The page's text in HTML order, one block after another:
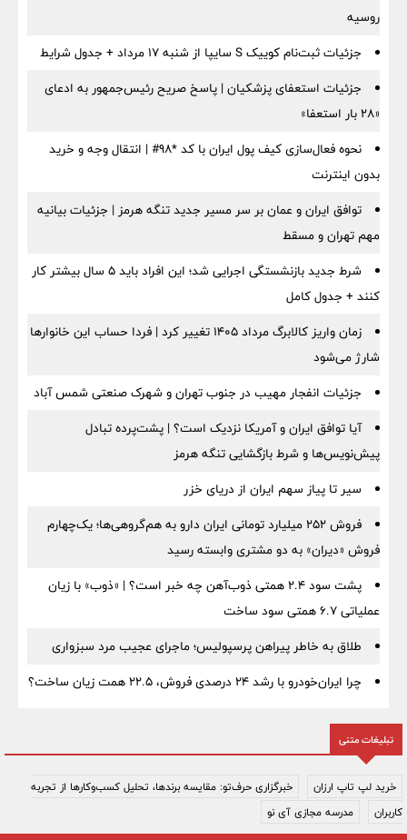
روسیه
جزئیات ثبت‌نام کوییک S سایپا از شنبه ۱۷ مرداد + جدول شرایط
جزئیات استعفای پزشکیان | پاسخ صریح رئیس‌جمهور به ادعای
«۲۸ بار استعفا»
نحوه فعال‌سازی کیف پول ایران با کد *98# | انتقال وجه و خرید
بدون اینترنت
توافق ایران و عمان بر سر مسیر جدید تنگه هرمز | جزئیات بیانیه
مهم تهران و مسقط
شرط جدید بازنشستگی اجرایی شد؛ این افراد باید ۵ سال بیشتر کار
کنند + جدول کامل
زمان واریز کالابرگ مرداد ۱۴۰۵ تغییر کرد | فردا حساب این خانوارها
شارژ می‌شود
جزئیات انفجار مهیب در جنوب تهران و شهرک صنعتی شمس آباد
آیا توافق ایران و آمریکا نزدیک است؟ | پشت‌پرده تبادل
پیش‌نویس‌ها و شرط بازگشایی تنگه هرمز
سیر تا پیاز سهم ایران از دریای خزر
فروش ۲۵۲ میلیارد تومانی ایران دارو به هم‌گروهی‌ها؛ یک‌چهارم
فروش «دیران» به دو مشتری وابسته رسید
پشت سود ۲.۴ همتی ذوب‌آهن چه خبر است؟ | «ذوب» با زیان
عملیاتی ۶.۷ همتی سود ساخت
طلاق به خاطر پیراهن پرسپولیس؛ ماجرای عجیب مرد سبزواری
چرا ایران‌خودرو با رشد ۲۴ درصدی فروش، ۲۲.۵ همت زیان ساخت؟
تبلیغات متنی
خرید لپ تاپ ارزان
خبرگزاری حرف‌تو: مقایسه برندها، تحلیل کسب‌وکارها از تجربه
کاربران
مدرسه مجازی آی نو